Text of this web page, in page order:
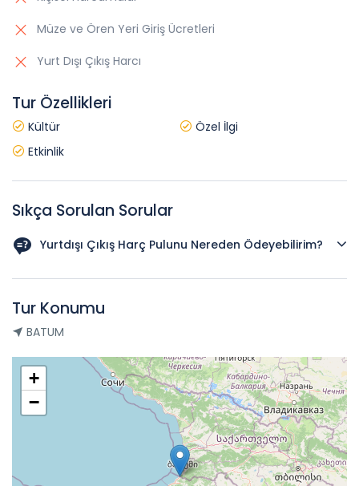
Müze ve Ören Yeri Giriş Ücretleri
Yurt Dışı Çıkış Harcı
Tur Özellikleri
Kültür
Özel İlgi
Etkinlik
Sıkça Sorulan Sorular
Yurtdışı Çıkış Harç Pulunu Nereden Ödeyebilirim?
Yurt dışı çıkış harcını; Bankaların internet şubeleri ve mobil
ödeme kanallarından ödeyebilirsiniz. Dijital olarak
alınmaktadır. Ödeme sonrası mutlaka dekont indirilmelidir.
Tur Konumu
BATUM
+
−